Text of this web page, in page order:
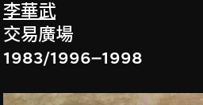
李華武
交易廣場
1983/1996–1998